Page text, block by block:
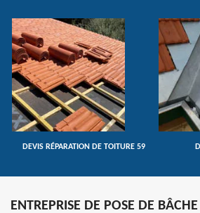
DEVIS RÉPARATION DE TOITURE 59
ENTREPRISE DE POSE DE